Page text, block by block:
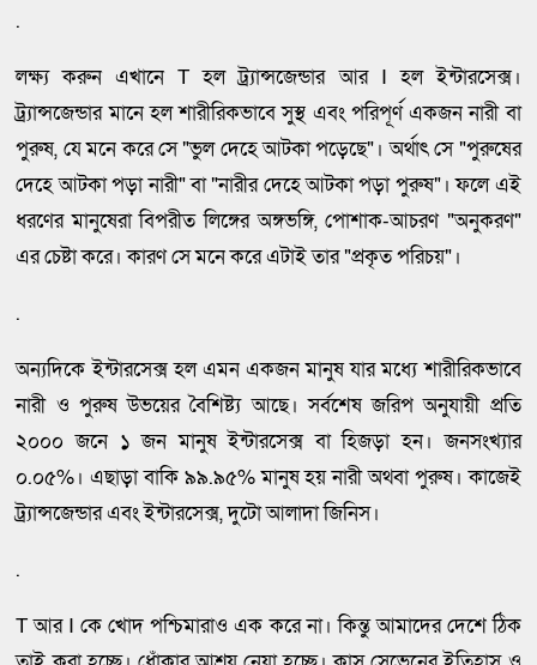
.
লক্ষ্য করুন এখানে T হল ট্র্যান্সজেন্ডার আর I হল ইন্টারসেক্স।
ট্র্যান্সজেন্ডার মানে হল শারীরিকভাবে সুস্থ এবং পরিপূর্ণ একজন নারী বা
পুরুষ, যে মনে করে সে "ভুল দেহে আটকা পড়েছে"। অর্থাৎ সে "পুরুষের
দেহে আটকা পড়া নারী" বা "নারীর দেহে আটকা পড়া পুরুষ"। ফলে এই
ধরণের মানুষেরা বিপরীত লিঙ্গের অঙ্গভঙ্গি, পোশাক-আচরণ "অনুকরণ"
এর চেষ্টা করে। কারণ সে মনে করে এটাই তার "প্রকৃত পরিচয়"।
.
অন্যদিকে ইন্টারসেক্স হল এমন একজন মানুষ যার মধ্যে শারীরিকভাবে
নারী ও পুরুষ উভয়ের বৈশিষ্ট্য আছে। সর্বশেষ জরিপ অনুযায়ী প্রতি
২০০০ জনে ১ জন মানুষ ইন্টারসেক্স বা হিজড়া হন। জনসংখ্যার
০.০৫%। এছাড়া বাকি ৯৯.৯৫% মানুষ হয় নারী অথবা পুরুষ। কাজেই
ট্র্যান্সজেন্ডার এবং ইন্টারসেক্স, দুটো আলাদা জিনিস।
.
T আর I কে খোদ পশ্চিমারাও এক করে না। কিন্তু আমাদের দেশে ঠিক